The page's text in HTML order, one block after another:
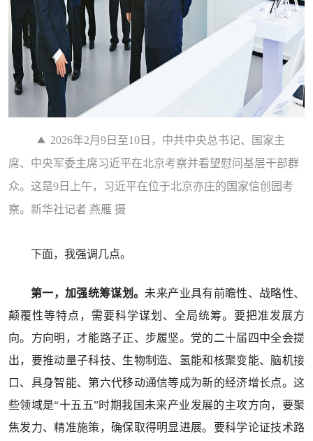
2026年2月9日至10日，中共中央总书记、国家主
席、中央军委主席习近平在北京考察并看望慰问基层干部群
众。这是9日上午，习近平在位于北京亦庄的国家信创园考
察。新华社记者 燕雁 摄
下面，我强调几点。
第一，加强统筹谋划。 未来产业具有前瞻性、战略性、
颠覆性等特点，需要科学谋划、全局统筹。要把准发展方
向。方向明，才能路子正、步履坚。党的二十届四中全会提
出，要推动量子科技、生物制造、氢能和核聚变能、脑机接
口、具身智能、第六代移动通信等成为新的经济增长点。这
些领域是“十五五”时期我国未来产业发展的主攻方向，要聚
焦发力、精准施策，确保取得明显进展。要科学论证技术路